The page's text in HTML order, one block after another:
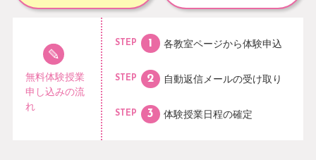
無料体験授業
申し込みの流
れ
STEP 各教室ページから体験申込
STEP 自動返信メールの受け取り
STEP 体験授業日程の確定